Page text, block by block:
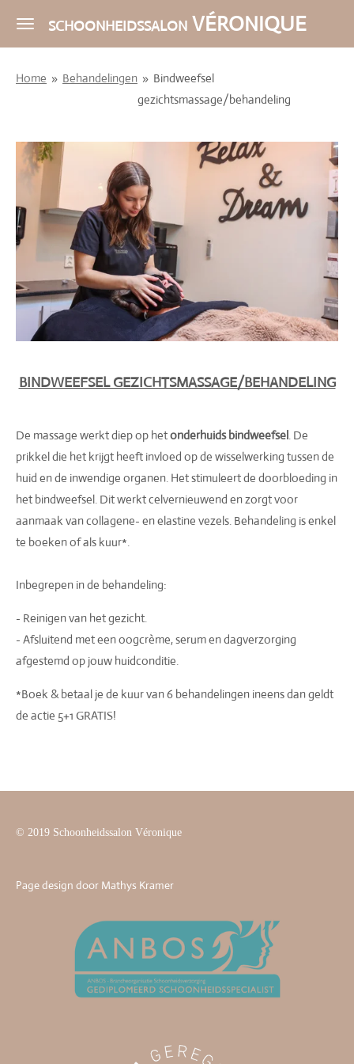
Ga
de
SCHOONHEIDSSALONVÉRONIQUE
Home » Behandelingen » Bindweefsel
gezichtsmassage/behandeling
BINDWEEFSEL GEZICHTSMASSAGE/BEHANDELING
De massage werkt diep op hetonderhuids bindweefsel . De
prikkel die het krijgt heeft invloed op de wisselwerking tussen de
huid en de inwendige organen. Het stimuleert de doorbloeding in
het bindweefsel. Dit werkt celvernieuwend en zorgt voor
aanmaak van collagene- en elastine vezels. Behandeling is enkel
te boeken of als kuur*.
Inbegrepen in de behandeling:
- Reinigen van het gezicht.
- Afsluitend met een oogcrème, serum en dagverzorging
afgestemd op jouw huidconditie.
*Boek & betaal je de kuur van 6 behandelingen ineens dan geldt
de actie 5+1 GRATIS!
© 2019 Schoonheidssalon Véronique
Page design door Mathys Kramer